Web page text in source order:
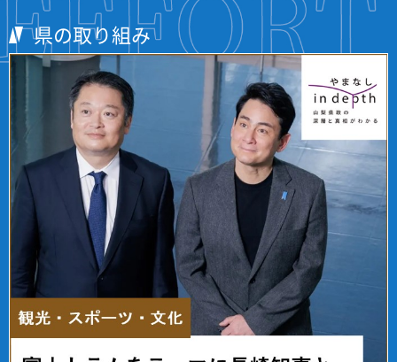
県の取り組み